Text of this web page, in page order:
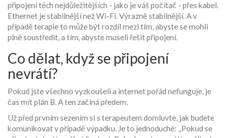
připojení těch nejdůležitějších - jako je váš počítač - přes kabel.
Ethernet je stabilnější než Wi-Fi. Výrazně stabilnější. A v
případě terapie to může být rozdíl mezi tím, abyste se mohli
plně soustředit, a tím, abyste museli řešit připojení.
Co dělat, když se připojení
nevrátí?
Pokud jste všechno vyzkoušeli a internet pořád nefunguje, je
čas mít plán B. A ten začíná předem.
Už před prvním sezením si s terapeutem domluvte, jak budete
komunikovat v případě výpadku. Je to jednoduché: „Pokud se